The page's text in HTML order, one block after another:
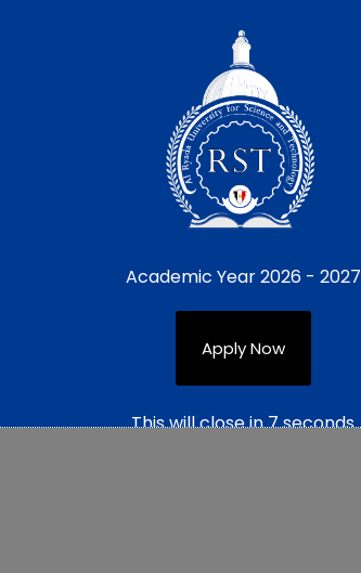
Academic Year 2026 - 2027
Apply Now
This will close in7seconds